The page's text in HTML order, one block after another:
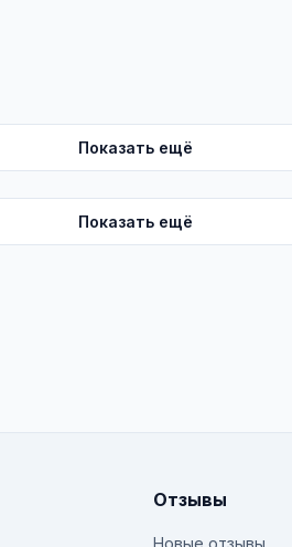
Показать ещё
Показать ещё
Отзывы
Новые отзывы